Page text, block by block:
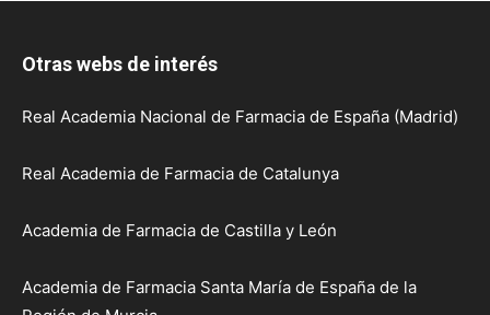
Otras webs de interés
Real Academia Nacional de Farmacia de España (Madrid)
Real Academia de Farmacia de Catalunya
Academia de Farmacia de Castilla y León
Academia de Farmacia Santa María de España de la